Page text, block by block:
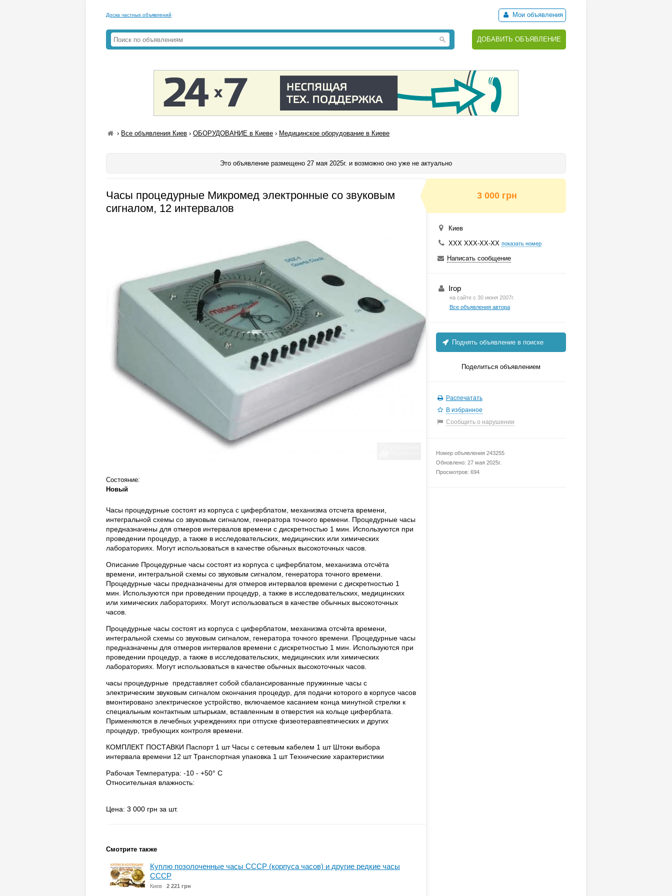
Доска частных объявлений Мои объявления
ДОБАВИТЬ ОБЪЯВЛЕНИЕ
› Все объявления Киев ›ОБОРУДОВАНИЕ в Киеве › Медицинское оборудование в Киеве
Это объявление размещено 27 мая 2025г. и возможно оно уже не актуально
Часы процедурные Микромед электронные со звуковым
сигналом, 12 интервалов
Состояние:
Новый
Часы процедурные состоят из корпуса с циферблатом, механизма отсчета времени,
интегральной схемы со звуковым сигналом, генератора точного времени. Процедурные часы
предназначены для отмеров интервалов времени с дискретностью 1 мин. Используются при
проведении процедур, а также в исследовательских, медицинских или химических
лабораториях. Могут использоваться в качестве обычных высокоточных часов.
Описание Процедурные часы состоят из корпуса с циферблатом, механизма отсчёта
времени, интегральной схемы со звуковым сигналом, генератора точного времени.
Процедурные часы предназначены для отмеров интервалов времени с дискретностью 1
мин. Используются при проведении процедур, а также в исследовательских, медицинских
или химических лабораториях. Могут использоваться в качестве обычных высокоточных
часов.
Процедурные часы состоят из корпуса с циферблатом, механизма отсчёта времени,
интегральной схемы со звуковым сигналом, генератора точного времени. Процедурные часы
предназначены для отмеров интервалов времени с дискретностью 1 мин. Используются при
проведении процедур, а также в исследовательских, медицинских или химических
лабораториях. Могут использоваться в качестве обычных высокоточных часов.
часы процедурные представляет собой сбалансированные пружинные часы с
электрическим звуковым сигналом окончания процедур, для подачи которого в корпусе часов
вмонтировано электрическое устройство, включаемое касанием конца минутной стрелки к
специальным контактным штырькам, вставленным в отверстия на кольце циферблата.
Применяются в лечебных учреждениях при отпуске физеотеравпевтических и других
процедур, требующих контроля времени.
КОМПЛЕКТ ПОСТАВКИ Паспорт 1 шт Часы с сетевым кабелем 1 шт Штоки выбора
интервала времени 12 шт Транспортная упаковка 1 шт Технические характеристики
Рабочая Температура: -10 - +50° C
Относительная влажность:
Цена: 3 000 грн за шт.
Смотрите также
Куплю позолоченные часы СССР (корпуса часов) и другие редкие часы
СССР
Киев 2 221 грн
3 000 грн
Киев
ХХХ ХХХ-ХХ-ХХ показать номер
Написать сообщение
Ігор
на сайте с 30 июня 2007г.
Все объявления автора
Поднять объявление в поиске
Поделиться объявлением
Распечатать
В избранное
Сообщить о нарушении
Номер объявления 243255
Обновлено: 27 мая 2025г.
Просмотров: 694